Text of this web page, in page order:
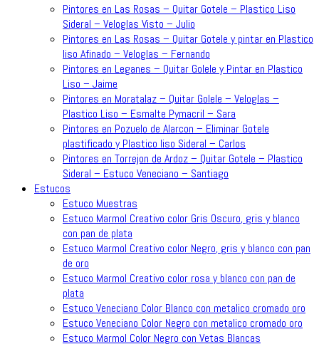
Pintores en Las Rosas – Quitar Gotele – Plastico Liso
Sideral – Veloglas Visto – Julio
Pintores en Las Rosas – Quitar Gotele y pintar en Plastico
liso Afinado – Veloglas – Fernando
Pintores en Leganes – Quitar Golele y Pintar en Plastico
Liso – Jaime
Pintores en Moratalaz – Quitar Golele – Veloglas –
Plastico Liso – Esmalte Pymacril – Sara
Pintores en Pozuelo de Alarcon – Eliminar Gotele
plastificado y Plastico liso Sideral – Carlos
Pintores en Torrejon de Ardoz – Quitar Gotele – Plastico
Sideral – Estuco Veneciano – Santiago
Estucos
Estuco Muestras
Estuco Marmol Creativo color Gris Oscuro, gris y blanco
con pan de plata
Estuco Marmol Creativo color Negro, gris y blanco con pan
de oro
Estuco Marmol Creativo color rosa y blanco con pan de
plata
Estuco Veneciano Color Blanco con metalico cromado oro
Estuco Veneciano Color Negro con metalico cromado oro
Estuco Marmol Color Negro con Vetas Blancas